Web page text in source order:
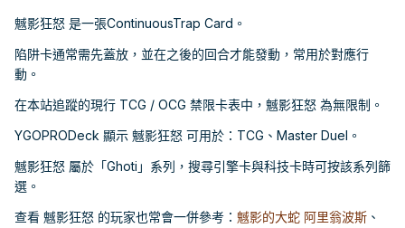
魊影狂怒 是一張ContinuousTrap Card。
陷阱卡通常需先蓋放，並在之後的回合才能發動，常用於對應行
動。
在本站追蹤的現行 TCG / OCG 禁限卡表中，魊影狂怒 為無限制。
YGOPRODeck 顯示 魊影狂怒 可用於：TCG、Master Duel。
魊影狂怒 屬於「Ghoti」系列，搜尋引擎卡與科技卡時可按該系列篩
選。
查看 魊影狂怒 的玩家也常會一併參考： 魊影的大蛇 阿里翁波斯 、